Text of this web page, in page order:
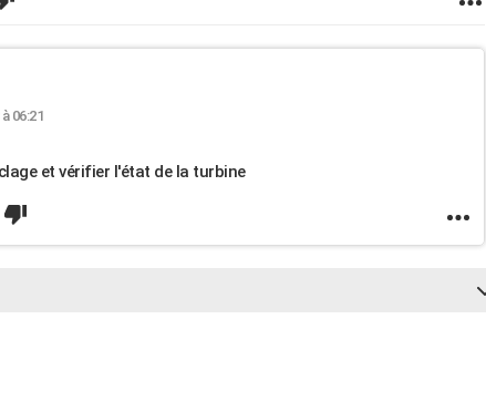
06:21
et vérifier l'état de la turbine